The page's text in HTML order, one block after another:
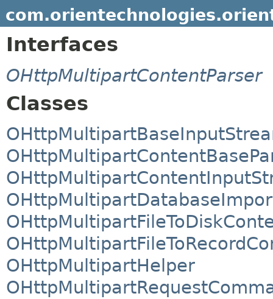
Interfaces
OHttpMultipartContentParser
Classes
OHttpMultipartHelper